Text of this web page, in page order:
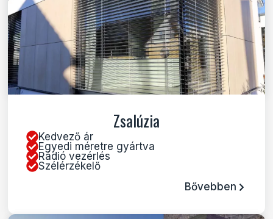
Zsalúzia
Kedvező ár
Egyedi méretre gyártva
Rádió vezérlés
Szélérzékelő
Bővebben